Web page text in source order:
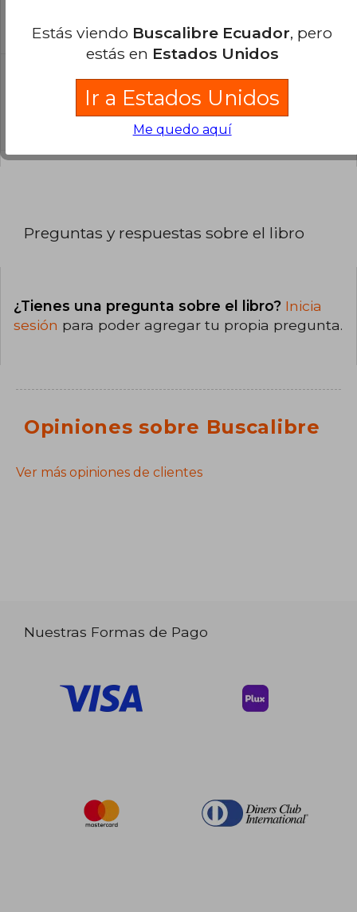
El libro está escrito en Inglés.
¿Cuál es la encuadernación de este libro?
La encuadernación de esta edición es Tapa
Preguntas y respuestas sobre el libro
¿Tienes una pregunta sobre el libro? Inicia
sesión para poder agregar tu propia pregunta.
Opiniones sobre Buscalibre
Ver más opiniones de clientes
Nuestras Formas de Pago
Estás viendo Buscalibre Ecuador, pero
estás en Estados Unidos
Ir a Estados Unidos
Me quedo aquí